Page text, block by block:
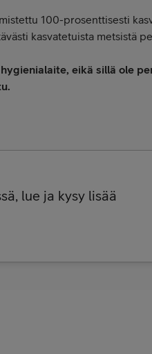
100-prosenttisesti
kasvatetuista metsistä
eikä sillä ole
lue ja kysy lisää